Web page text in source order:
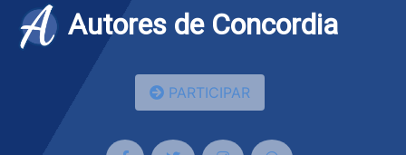
Autores de Concordia
PARTICIPAR